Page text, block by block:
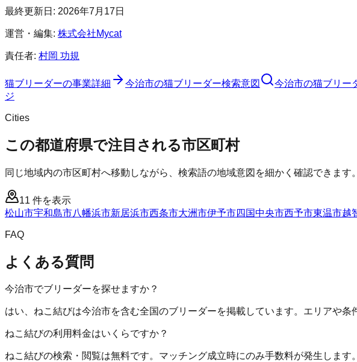
最終更新日: 2026年7月17日
運営・編集: 株式会社Mycat
責任者: 村岡 功規
猫ブリーダーの事業詳細 今治市の猫ブリーダー検索意図 今治市の猫ブリー
ジ
Cities
この都道府県で注目される市区町村
同じ地域内の市区町村へ移動しながら、検索語の地域意図を細かく確認できます。
11 件を表示
松山市宇和島市八幡浜市新居浜市西条市大洲市伊予市四国中央市西予市東温市越
FAQ
よくある質問
今治市でブリーダーを探せますか？
はい、ねこ結びは今治市を含む全国のブリーダーを掲載しています。エリアや条
ねこ結びの利用料金はいくらですか？
ねこ結びの検索・閲覧は無料です。マッチング成立時にのみ手数料が発生します。